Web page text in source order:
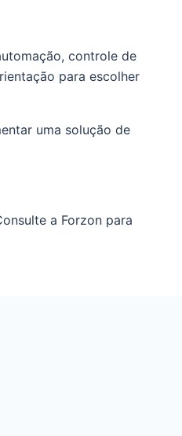
controle de
para escolher
uma solução de
a Forzon para